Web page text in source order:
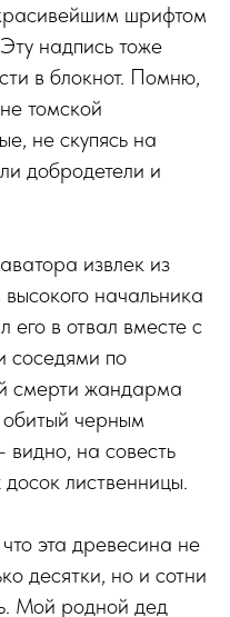
шрифтом
надпись тоже
в блокнот. Помню,
томской
не скупясь на
добродетели и
извлек из
начальника
его в отвал вместе с
соседями по
смерти жандарма
обитый черным
на совесть
лиственницы.
эта древесина не
десятки, но и сотни
Мой родной дед